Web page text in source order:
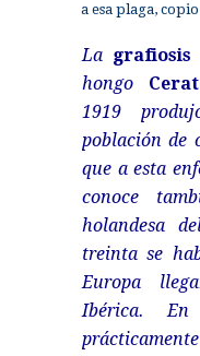
a esa plaga,
La grafiosis
hongo
1919
población de
que a esta
conoce
holandesa
treinta se
Europa
Ibérica. En